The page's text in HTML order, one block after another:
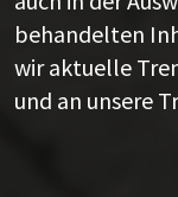
behandelten
wir aktuelle
und an unsere